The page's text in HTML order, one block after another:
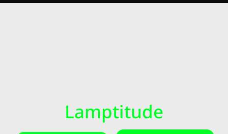
Lamptitude